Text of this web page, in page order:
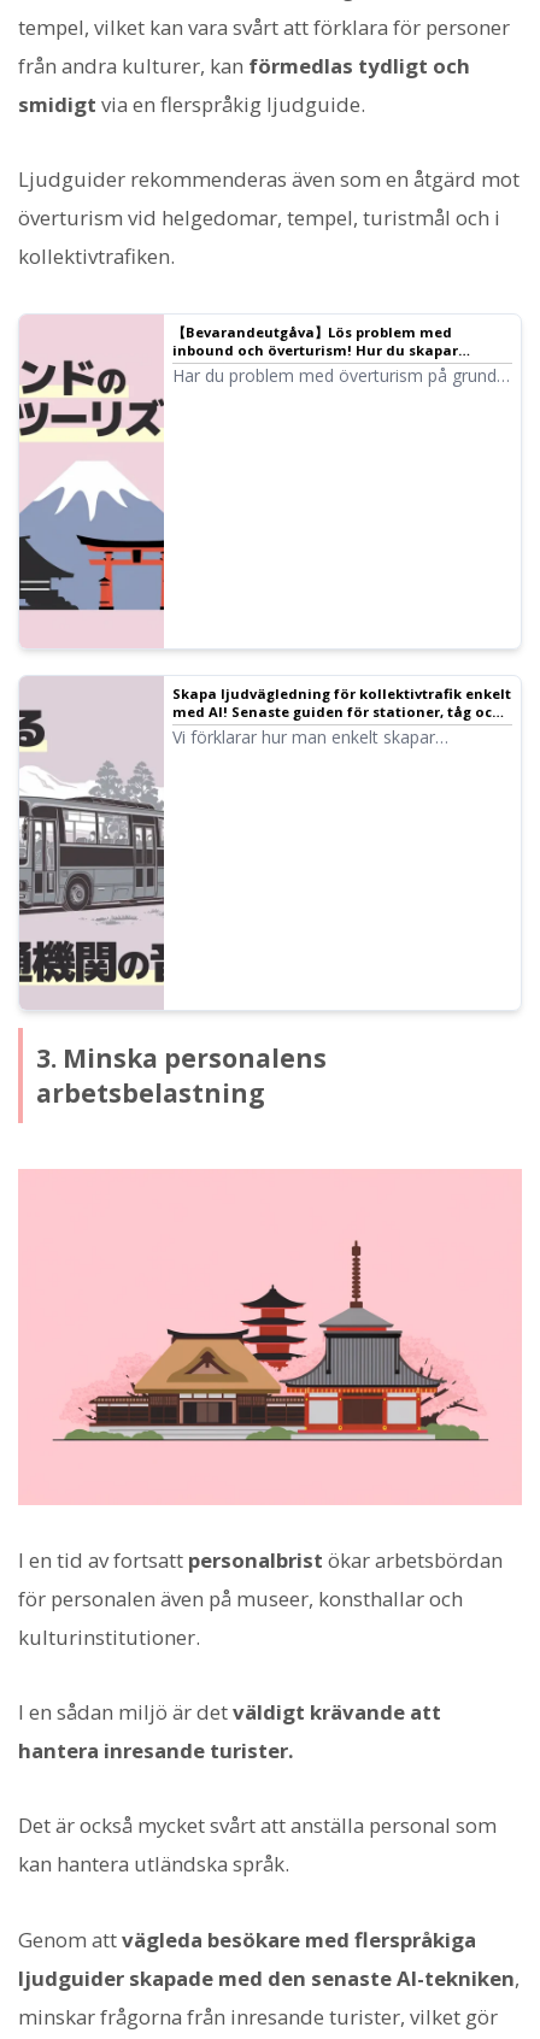
tempel, vilket kan vara svårt att förklara för personer
från andra kulturer, kan förmedlas tydligt och
smidigt via en flerspråkig ljudguide.
Ljudguider rekommenderas även som en åtgärd mot
överturism vid helgedomar, tempel, turistmål och i
kollektivtrafiken.
【Bevarandeutgåva】Lös problem med
inbound och överturism! Hur du skapar
flerspråkig vägledning med de senaste AI-
verktygen
Har du problem med överturism på grund
Skapa ljudvägledning för kollektivtrafik enkelt
med AI! Senaste guiden för stationer, tåg och
bussar – från inbound till tillgänglighet
Vi förklarar hur man enkelt skapar
3. Minska personalens
arbetsbelastning
I en tid av fortsatt personalbrist ökar arbetsbördan
för personalen även på museer, konsthallar och
kulturinstitutioner.
I en sådan miljö är detväldigt krävande att
hantera inresande turister.
Det är också mycket svårt att anställa personal som
kan hantera utländska språk.
Genom attvägleda besökare med flerspråkiga
ljudguider skapade med den senaste AI-tekniken,
minskar frågorna från inresande turister, vilket gör